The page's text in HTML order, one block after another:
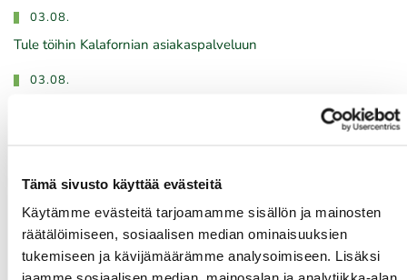
Tämä sivusto käyttää evästeitä
Käytämme evästeitä tarjoamamme sisällön ja mainosten
räätälöimiseen, sosiaalisen median ominaisuuksien
tukemiseen ja kävijämäärämme analysoimiseen. Lisäksi
03.08.
Tule töihin Kalafornian asiakaspalveluun
03.08.
Tulevat tapahtumat
08.08.
IKH Milwaukee Open